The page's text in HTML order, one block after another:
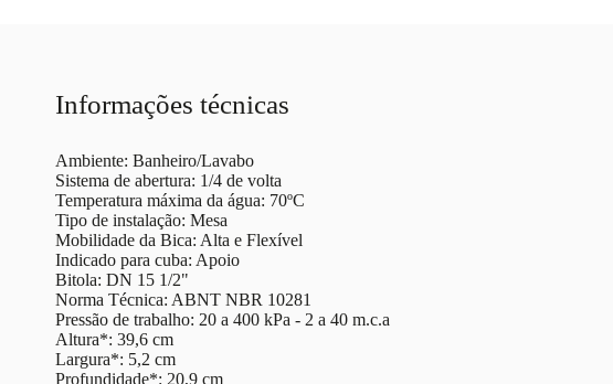
Informações técnicas
Ambiente: Banheiro/Lavabo
Sistema de abertura: 1/4 de volta
Temperatura máxima da água: 70ºC
Tipo de instalação: Mesa
Mobilidade da Bica: Alta e Flexível
Indicado para cuba: Apoio
Bitola: DN 15 1/2"
Norma Técnica: ABNT NBR 10281
Pressão de trabalho: 20 a 400 kPa - 2 a 40 m.c.a
Altura*: 39,6 cm
Largura*: 5,2 cm
Profundidade*: 20,9 cm